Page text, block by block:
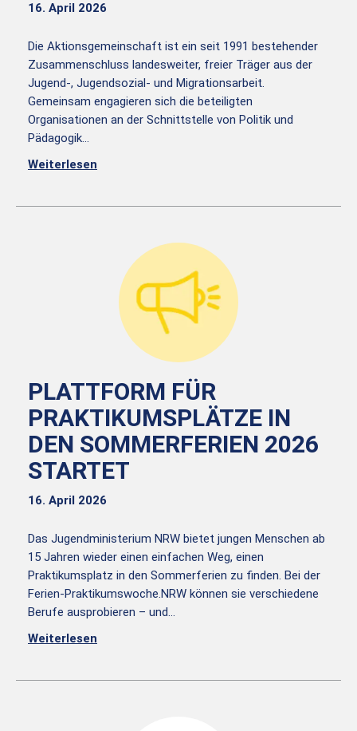
16. April 2026
Die Aktionsgemeinschaft ist ein seit 1991 bestehender
Zusammenschluss landesweiter, freier Träger aus der
Jugend-, Jugendsozial- und Migrationsarbeit.
Gemeinsam engagieren sich die beteiligten
Organisationen an der Schnittstelle von Politik und
Pädagogik…
Weiterlesen
PLATTFORM FÜR
PRAKTIKUMSPLÄTZE IN
DEN SOMMERFERIEN 2026
STARTET
16. April 2026
Das Jugendministerium NRW bietet jungen Menschen ab
15 Jahren wieder einen einfachen Weg, einen
Praktikumsplatz in den Sommerferien zu finden. Bei der
Ferien-Praktikumswoche.NRW können sie verschiedene
Berufe ausprobieren – und…
Weiterlesen